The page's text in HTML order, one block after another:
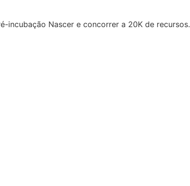
Nascer e concorrer a 20K de recursos.